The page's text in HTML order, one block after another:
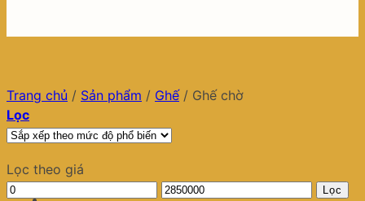
Trang chủ / Sản phẩm / Ghế / Ghế chờ
Lọc
Lọc theo giá
Giá
Giá
Lọc